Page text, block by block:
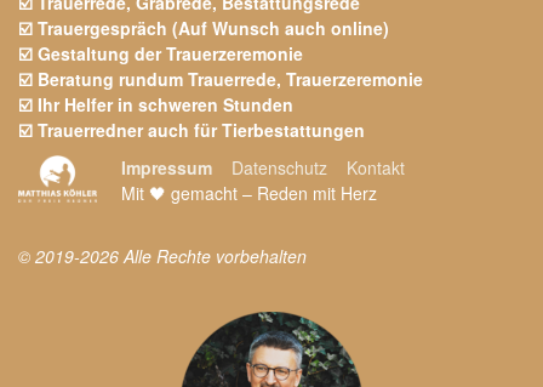
☑️ Trauergespräch (Auf Wunsch auch online)
☑️ Gestaltung der Trauerzeremonie
☑️ Beratung rundum Trauerrede, Trauerzeremonie
☑️ Ihr Helfer in schweren Stunden
☑️ Trauerredner auch für Tierbestattungen
Impressum
Datenschutz
Kontakt
Mit 🖤 gemacht – Reden mit Herz
© 2019-2026 Alle Rechte vorbehalten